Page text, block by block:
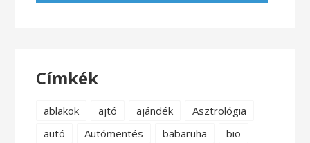
Címkék
ablakok ajtó ajándék
Asztrológia
autó
Autómentés babaruha
bio